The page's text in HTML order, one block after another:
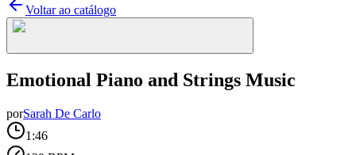
Voltar ao catálogo
Emotional Piano and Strings Music
porSarah De Carlo
1:46